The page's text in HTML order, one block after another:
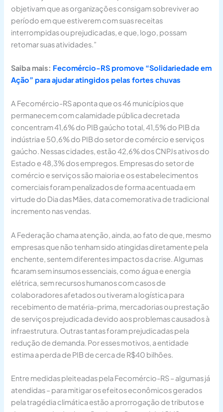
objetivam que as organizações consigam sobreviver ao
período em que estiverem com suas receitas
interrompidas ou prejudicadas, e que, logo, possam
retomar suas atividades.”
Saiba mais: Fecomércio-RS promove “Solidariedade em
Ação” para ajudar atingidos pelas fortes chuvas
A Fecomércio-RS aponta que os 46 municípios que
permanecem com calamidade pública decretada
concentram 41,6% do PIB gaúcho total, 41,5% do PIB da
indústria e 50,6% do PIB do setor de comércio e serviços
gaúcho. Nessas cidades, estão 42,6% dos CNPJs ativos do
Estado e 48,3% dos empregos. Empresas do setor de
comércio e serviços são maioria e os estabelecimentos
comerciais foram penalizados de forma acentuada em
virtude do Dia das Mães, data comemorativa de tradicional
incremento nas vendas.
A Federação chama atenção, ainda, ao fato de que, mesmo
empresas que não tenham sido atingidas diretamente pela
enchente, sentem diferentes impactos da crise. Algumas
ficaram sem insumos essenciais, como água e energia
elétrica, sem recursos humanos com casos de
colaboradores afetados ou tiveram a logística para
recebimento de matéria-prima, mercadorias ou prestação
de serviços prejudicada devido aos problemas causados à
infraestrutura. Outras tantas foram prejudicadas pela
redução de demanda. Por esses motivos, a entidade
estima a perda de PIB de cerca de R$40 bilhões.
Entre medidas pleiteadas pela Fecomércio-RS – algumas já
atendidas – para mitigar os efeitos econômicos gerados
pela tragédia climática estão a prorrogação de tributos e